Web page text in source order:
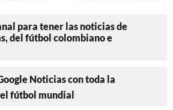
para tener las noticias de
del fútbol colombiano e
Noticias con toda la
fútbol mundial